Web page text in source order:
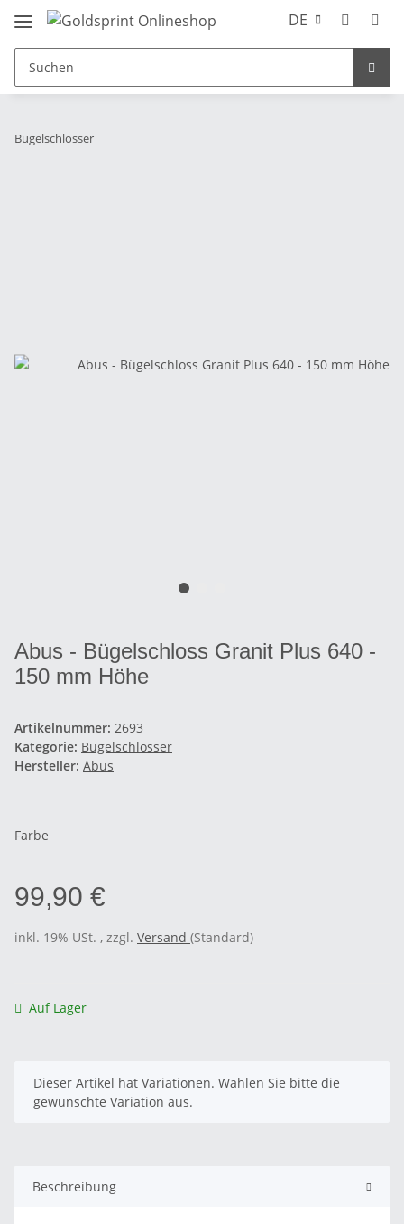
DE
Bügelschlösser
Abus - Bügelschloss Granit Plus 640 -
150 mm Höhe
Artikelnummer: 2693
Kategorie: Bügelschlösser
Hersteller: Abus
Farbe
99,90 €
inkl. 19% USt. , zzgl. Versand (Standard)
Auf Lager
x
Dieser Artikel hat Variationen. Wählen Sie bitte die
gewünschte Variation aus.
Beschreibung